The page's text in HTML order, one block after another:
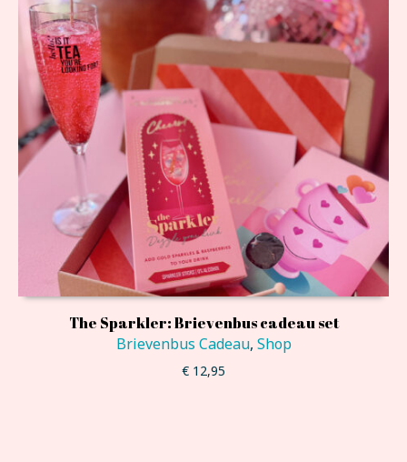
The Sparkler: Brievenbus cadeau set
Brievenbus Cadeau, Shop
€ 12,95